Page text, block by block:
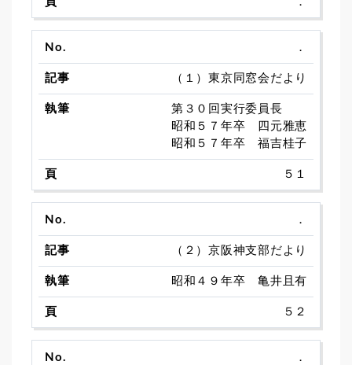
．
（１）東京同窓会だより
第３０回実行委員長
昭和５７年卒 四元雅恵
昭和５７年卒 福吉桂子
５１
．
（２）京阪神支部だより
昭和４９年卒 亀井且有
５２
．